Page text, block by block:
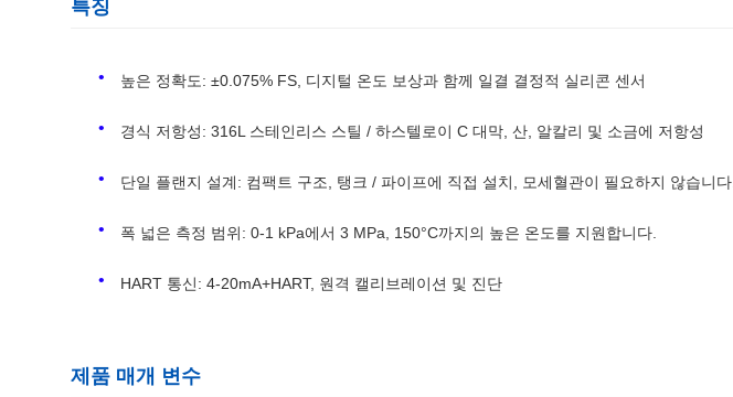
특징
높은 정확도: ±0.075% FS, 디지털 온도 보상과 함께 일결 결정적 실리콘 센서
경식 저항성: 316L 스테인리스 스틸 / 하스텔로이 C 대막, 산, 알칼리 및 소금에 저항성
단일 플랜지 설계: 컴팩트 구조, 탱크 / 파이프에 직접 설치, 모세혈관이 필요하지 않습니다.
폭 넓은 측정 범위: 0-1 kPa에서 3 MPa, 150°C까지의 높은 온도를 지원합니다.
HART 통신: 4-20mA+HART, 원격 캘리브레이션 및 진단
제품 매개 변수